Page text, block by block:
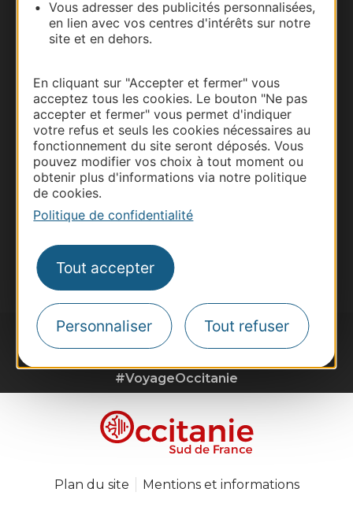
Vous adresser des publicités personnalisées,
en lien avec vos centres d'intérêts sur notre
site et en dehors.
En cliquant sur "Accepter et fermer" vous
acceptez tous les cookies. Le bouton "Ne pas
accepter et fermer" vous permet d'indiquer
votre refus et seuls les cookies nécessaires au
fonctionnement du site seront déposés. Vous
pouvez modifier vos choix à tout moment ou
obtenir plus d'informations via notre politique
de cookies.
Politique de confidentialité
Tout accepter
Personnaliser Tout refuser
Business/Mice
Pros d'Occitanie
Site presse et d'influence
Voyagistes
Destination Sport
Inscrivez-vous à la lettre d'information
Destination Occitanie pour recevoir des
Je m'abonne
#VoyageOccitanie
Plan du site Mentions et informations